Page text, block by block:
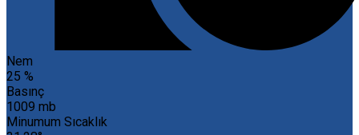
Nem
25 %
Basınç
1009 mb
Minumum Sıcaklık